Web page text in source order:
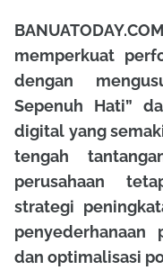
memperkuat
dengan
Sepenuh Hati”
digital yang
tengah
perusahaan
strategi
penyederhanaan
dan optimalisasi